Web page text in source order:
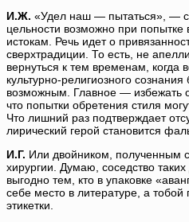
И.Ж. «Удел наш — пытаться», —
цельности возможно при
истокам. Речь идет о
сверхтрадиции. То есть, не
вернуться к тем временам, когда
культурно-религиозного
возможным. Главное — избежать
что попытки обретения стиля
Что лишний раз подтверждает
лирический герой становится
И.Г. Или двойником, полученным
хирургии. Думаю, соседство
выгодно тем, кто в упаковке
себе место в литературе, а тобой
этикетки.